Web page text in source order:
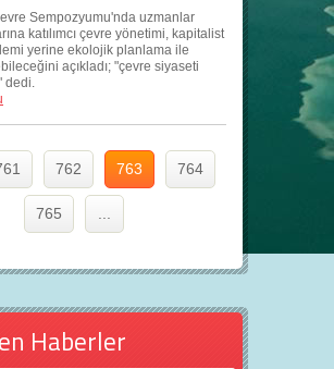
Sempozyumu'nda uzmanlar
katılımcı çevre yönetimi, kapitalist
yerine ekolojik planlama ile
açıkladı; "çevre siyaseti
dedi.
762 763 764
765
Haberler